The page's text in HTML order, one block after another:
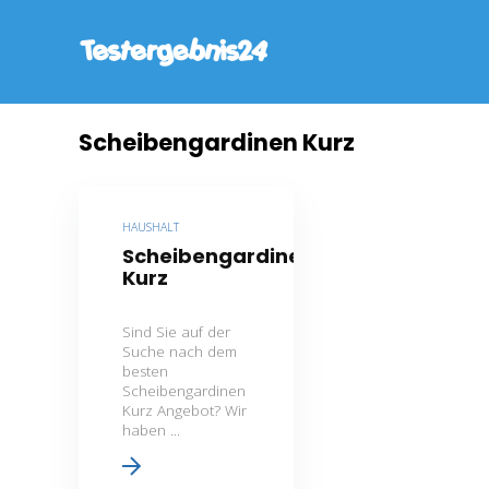
Scheibengardinen Kurz
HAUSHALT
Scheibengardinen
Kurz
Sind Sie auf der
Suche nach dem
besten
Scheibengardinen
Kurz Angebot? Wir
haben ...